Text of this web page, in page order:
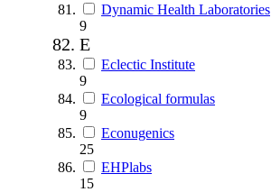
Dynamic Health Laboratories
9
E
Eclectic Institute
9
Ecological formulas
9
Econugenics
25
EHPlabs
15